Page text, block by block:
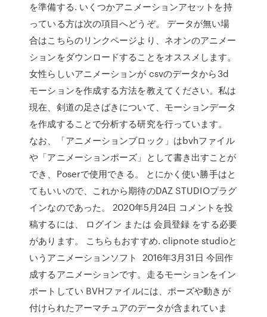
を準備する. いくつかアニメーションアセットを持
っている方は次の項目へどうぞ。 データが無い場
合はこちらのリンクページより、ネオンのアニメー
ションをダウンロードすることをオススメします。
女性らしいアニメーションが csvのデータから3d
モーションを作成する方法を教えてください。私は
現在、剣道の足さばきについて、モーションデータ
を作成することで分析する研究を行っています。
なお、「アニメーションブロック」はbvhファイル
や「アニメーションポーズ」として書き出すことが
でき、Poserで使用できる。 とにかく使い勝手はと
てもいいので、これから期待のDAZ STUDIOプラグ
インなのであった。 2020年5月24日 コメントを投
稿するには、 ログイン または 会員登録 をする必要
があります。 こちらもおすすめ. clipnote studioと
いうアニメーションソフト 2016年3月31日 今回作
成するアニメーションです。走るモーションをイン
ポートしてい BVHファイルには、ポーズや動きが
付けられたアーマチュアのデータが含まれていま